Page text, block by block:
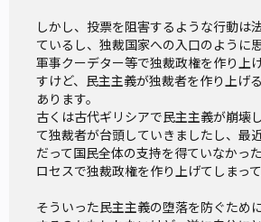
しかし、投票を阻害するような行動は
ているし、独裁国家への入口のように思
軍事クーデター等で独裁政権を作り上
すけど、民主主義が独裁者を作り上げ
あります。
古くは古代ギリシアで民主主義が崩壊
て独裁者が台頭していきましたし、最
だって国民全体の支持を得ていなかっ
ロセスで独裁政権を作り上げてしまって
そういった民主主義の堕落を防ぐため